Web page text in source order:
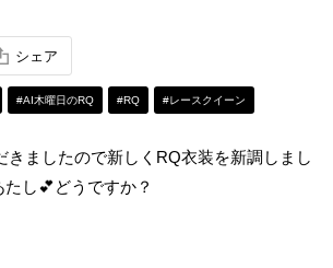
シェア
#AI木曜日のRQ #RQ #レースクイーン
きましたので新しくRQ衣装を新調しまし
し💕どうですか？